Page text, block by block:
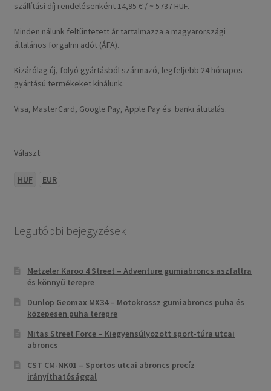
szállítási díj rendelésenként 14,95 € / ~ 5737 HUF.
Minden nálunk feltüntetett ár tartalmazza a magyarországi
általános forgalmi adót (ÁFA).
Kizárólag új, folyó gyártásból származó, legfeljebb 24 hónapos
gyártású termékeket kínálunk.
Visa, MasterCard, Google Pay, Apple Pay és banki átutalás.
Választ:
HUF EUR
Legutóbbi bejegyzések
Metzeler Karoo 4 Street – Adventure gumiabroncs aszfaltra
és könnyű terepre
Dunlop Geomax MX34 – Motokrossz gumiabroncs puha és
közepesen puha terepre
Mitas Street Force – Kiegyensúlyozott sport-túra utcai
abroncs
CST CM-NK01 – Sportos utcai abroncs precíz
irányíthatósággal